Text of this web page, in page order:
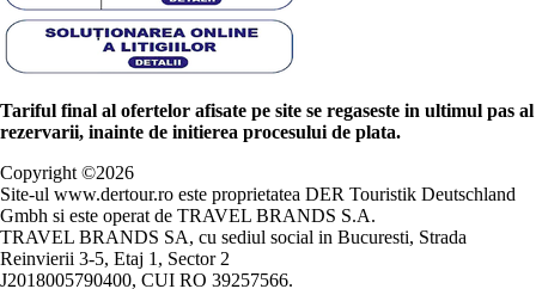
Tariful final al ofertelor afisate pe site se regaseste in ultimul pas al
rezervarii, inainte de initierea procesului de plata.
Copyright ©2026
Site-ul www.dertour.ro este proprietatea DER Touristik Deutschland
Gmbh si este operat de TRAVEL BRANDS S.A.
TRAVEL BRANDS SA, cu sediul social in Bucuresti, Strada
Reinvierii 3-5, Etaj 1, Sector 2
J2018005790400, CUI RO 39257566.